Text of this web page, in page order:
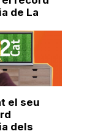
de La
el seu
dels